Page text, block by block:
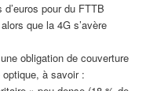
pour du FTTB
que la 4G s’avère
obligation de couverture
optique, à savoir :